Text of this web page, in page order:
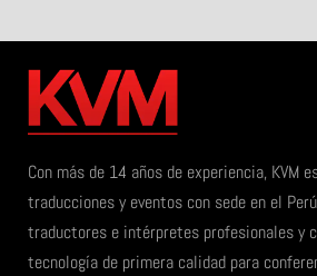
Con más de 14 años de experiencia, KVM
traducciones y eventos con sede en el
traductores e intérpretes profesionales y
tecnología de primera calidad para